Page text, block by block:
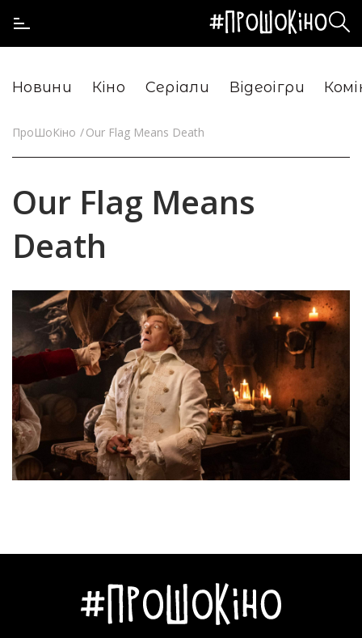
Новини Кіно Серіали Відеоігри
ПроШоКіно Our Flag Means Death
Our Flag Means
Death